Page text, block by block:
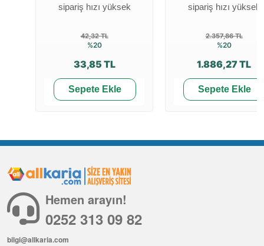
sipariş hızı yüksek
42,32 TL
%20
33,85 TL
Sepete Ekle
sipariş hızı yüksek
2.357,86 TL
%20
1.886,27 TL
Sepete Ekle
Hemen arayın!
0252 313 09 82
bilgi@allkaria.com